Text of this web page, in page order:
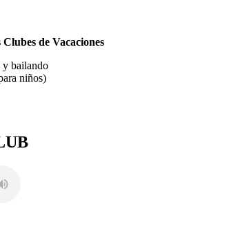
de Vacaciones
y bailando
niños)